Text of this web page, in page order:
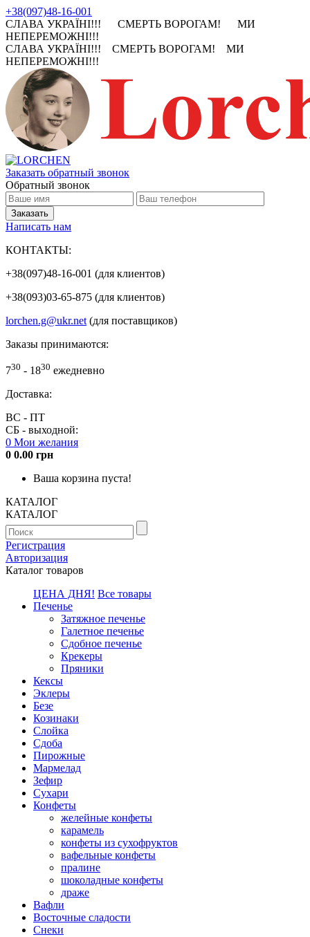
+38(097)48-16-001
СЛАВА УКРАЇНІ!!! СМЕРТЬ ВОРОГАМ! МИ
НЕПЕРЕМОЖНІ!!!
СЛАВА УКРАЇНІ!!! СМЕРТЬ ВОРОГАМ! МИ
НЕПЕРЕМОЖНІ!!!
Заказать обратный звонок
Обратный звонок
Написать нам
КОНТАКТЫ:
+38(097)48-16-001 (для клиентов)
+38(093)03-65-875 (для клиентов)
lorchen.g@ukr.net (для поставщиков)
Заказы принимаются:
730 - 1830 ежедневно
Доставка:
ВС - ПТ
СБ - выходной:
0 Мои желания
0 0.00 грн
Ваша корзина пуста!
КАТАЛОГ
КАТАЛОГ
Регистрация
Авторизация
Каталог товаров
ЦЕНА ДНЯ! Все товары
Печенье
Затяжное печенье
Галетное печенье
Сдобное печенье
Крекеры
Пряники
Кексы
Эклеры
Безе
Козинаки
Слойка
Сдоба
Пирожные
Мармелад
Зефир
Сухари
Конфеты
желейные конфеты
карамель
конфеты из сухофруктов
вафельные конфеты
пралине
шоколадные конфеты
драже
Вафли
Восточные сладости
Снеки